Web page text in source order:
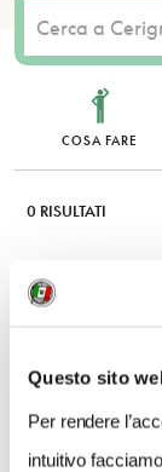
Questo sito
Per rendere
intuitivo
COSA FARE
0 RISULTATI